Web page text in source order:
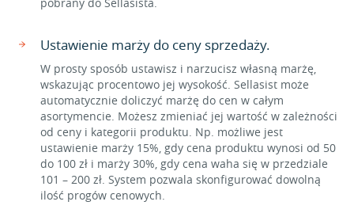
Ustawienie marży do ceny sprzedaży.
W prosty sposób ustawisz i narzucisz własną marżę,
wskazując procentowo jej wysokość. Sellasist może
automatycznie doliczyć marżę do cen w całym
asortymencie. Możesz zmieniać jej wartość w zależności
od ceny i kategorii produktu. Np. możliwe jest
ustawienie marży 15%, gdy cena produktu wynosi od 50
do 100 zł i marży 30%, gdy cena waha się w przedziale
101 – 200 zł. System pozwala skonfigurować dowolną
ilość progów cenowych.